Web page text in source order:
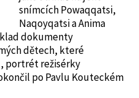
snímcích Powaqqatsi,
Naqoyqatsi a Anima
dokumenty
dětech, které
portrét režisérky
po Pavlu Kouteckém